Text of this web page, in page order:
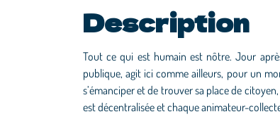
Description
Tout ce qui est humain est nôtre. Jour
publique, agit ici comme ailleurs, pour un
s’émanciper et de trouver sa place de
est décentralisée et chaque animateur-